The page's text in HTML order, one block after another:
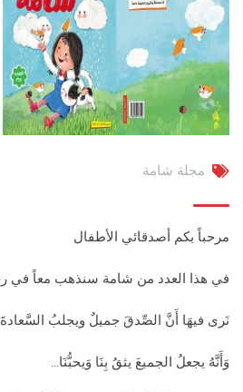
مجلة شامة
مرحباً بكم أصدقائي الأطفال
في هذا العدد من شامة سنذهب معاً في
نَرى فيهَا أَنَّ الصِّدقَ جميلٌ ويجلبُ
وَأَنَّهُ يجعلُ الجميعَ يثقُ بِنَا وَيحبُّنَا…